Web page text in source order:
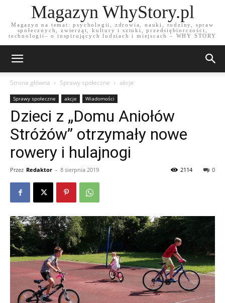
Magazyn WhyStory.pl
Magazyn na temat: psychologii, zdrowia, nauki, rodziny, spraw
społecznych, zwierząt, kultury i sztuki, przedsiębiorczości,
technologii– o inspirujących ludziach i miejscach – WHY STORY
Strona główna Sprawy społeczne akcje
Sprawy społeczne akcje Wiadomości
Dzieci z „Domu Aniołów
Stróżów” otrzymały nowe
rowery i hulajnogi
Przez Redaktor - 8 sierpnia 2019 0
2114